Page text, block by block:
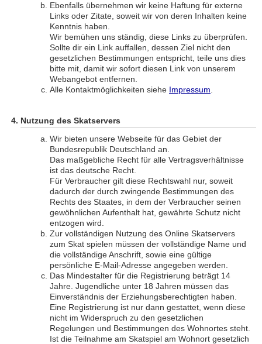
Ebenfalls übernehmen wir keine Haftung für externe
Links oder Zitate, soweit wir von deren Inhalten keine
Kenntnis haben.
Wir bemühen uns ständig, diese Links zu überprüfen.
Sollte dir ein Link auffallen, dessen Ziel nicht den
gesetzlichen Bestimmungen entspricht, teile uns dies
bitte mit, damit wir sofort diesen Link von unserem
Webangebot entfernen.
Alle Kontaktmöglichkeiten siehe Impressum
Nutzung des Skatservers
Wir bieten unsere Webseite für das Gebiet der
Bundesrepublik Deutschland an.
Das maßgebliche Recht für alle Vertragsverhältnisse
ist das deutsche Recht.
Für Verbraucher gilt diese Rechtswahl nur, soweit
dadurch der durch zwingende Bestimmungen des
Rechts des Staates, in dem der Verbraucher seinen
gewöhnlichen Aufenthalt hat, gewährte Schutz nicht
entzogen wird.
Zur vollständigen Nutzung des Online Skatservers
zum Skat spielen müssen der vollständige Name und
die vollständige Anschrift, sowie eine gültige
persönliche E-Mail-Adresse angegeben werden.
Das Mindestalter für die Registrierung beträgt 14
Jahre. Jugendliche unter 18 Jahren müssen das
Einverständnis der Erziehungsberechtigten haben.
Eine Registrierung ist nur dann gestattet, wenn diese
nicht im Widerspruch zu den gesetzlichen
Regelungen und Bestimmungen des Wohnortes steht.
Ist die Teilnahme am Skatspiel am Wohnort gesetzlich